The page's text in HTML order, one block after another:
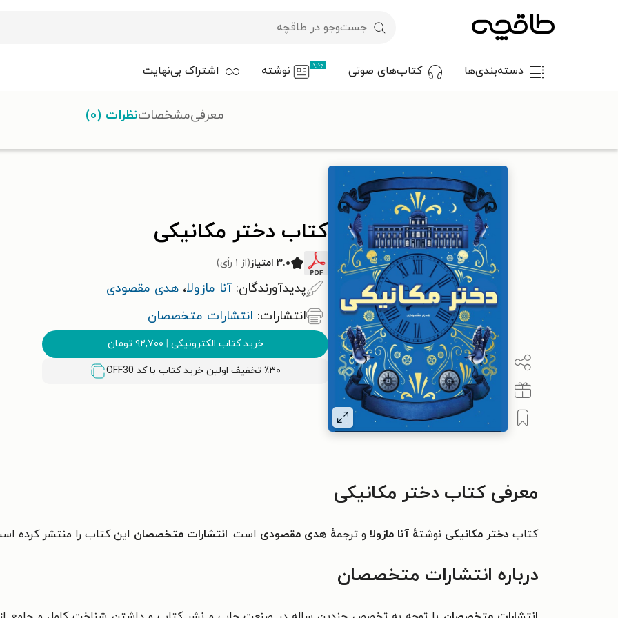
دسته‌بندی‌ها کتاب‌های صوتی جدید نوشته اشتراک بی‌نهایت
کتاب دختر مکانیکی
۳.۰ امتیاز (از ۱ رأی)
پدیدآورندگان: آنا مازولا، هدی مقصودی
انتشارات: انتشارات متخصصان
خرید کتاب الکترونیکی | ۹۲,۷۰۰ تومان
٪۳۰ تخفیف اولین خرید کتاب با کد OFF30
معرفیمشخصاتنظرات (۰)
معرفی کتاب دختر مکانیکی
کتاب دختر مکانیکی نوشتهٔ آنا مازولا و ترجمهٔ هدی مقصودی است. انتشارات متخصصان این کتاب را منتشر کرده
درباره انتشارات متخصصان